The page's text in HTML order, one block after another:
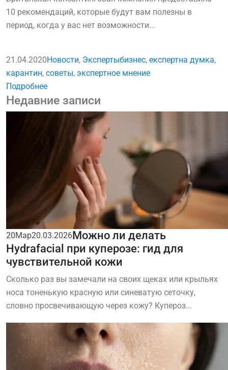
10 рекомендаций, которые будут вам полезны в
период, когда у вас нет возможности...
21.04.2020Новости, Экспертыбизнес, експертна думка,
карантин, советы, экспертное мнение
Подробнее
Недавние записи
20Мар20.03.2026Можно ли делать
Hydrafacial при куперозе: гид для
чувствительной кожи
Сколько раз вы замечали на своих щеках или крыльях
носа тоненькую красную или синеватую сеточку,
словно просвечивающую через кожу? Купероз...